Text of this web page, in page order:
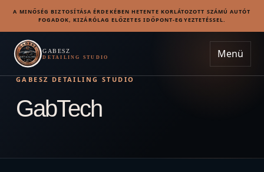
A MINŐSÉG BIZTOSÍTÁSA ÉRDEKÉBEN HETENTE KORLÁTOZOTT SZÁMÚ AUTÓT
FOGADOK, KIZÁRÓLAG ELŐZETES IDŐPONT-EGYEZTETÉSSEL.
GABESZ
DETAILING STUDIO Menü
GABESZ DETAILING STUDIO
GabTech